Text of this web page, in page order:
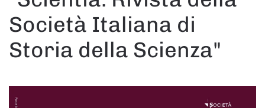
Società Italiana di
Storia della Scienza"